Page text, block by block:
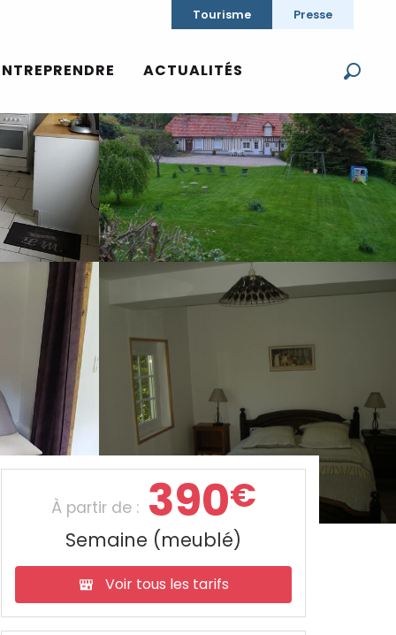
Tourisme Presse
ACTUALITÉS
À partir de : 390€
Semaine (meublé)
Voir tous les tarifs